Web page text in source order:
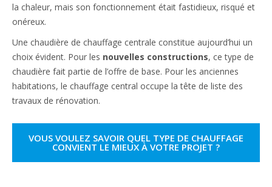
la chaleur, mais son fonctionnement était fastidieux, risqué et
onéreux.
Une chaudière de chauffage centrale constitue aujourd’hui un
choix évident. Pour les nouvelles constructions, ce type de
chaudière fait partie de l’offre de base. Pour les anciennes
habitations, le chauffage central occupe la tête de liste des
travaux de rénovation.
VOUS VOULEZ SAVOIR QUEL TYPE DE CHAUFFAGE
CONVIENT LE MIEUX À VOTRE PROJET ?